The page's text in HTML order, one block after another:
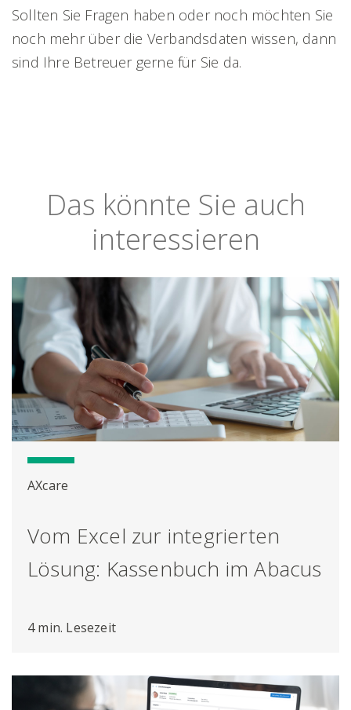
Sollten Sie Fragen haben oder noch möchten Sie
noch mehr über die Verbandsdaten wissen, dann
sind Ihre Betreuer gerne für Sie da.
Das könnte Sie auch
interessieren
AXcare
Vom Excel zur integrierten
Lösung: Kassenbuch im Abacus
4 min. Lesezeit